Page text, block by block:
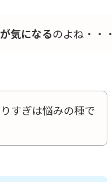
気になるのよね・・・
すぎは悩みの種で